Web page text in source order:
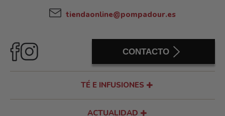
tiendaonline@pompadour.es
CONTACTO
TÉ E INFUSIONES
ACTUALIDAD